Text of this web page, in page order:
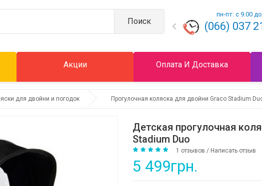
Поиск
пн-пт: с 9.00
(066) 037
Акции Оплата И Доставка
для двойни и погодок Прогулочная коляска для двойни Graco Stadium
Детская прогулочная
Stadium Duo
1 отзывов / Написать отзыв
5 499грн.